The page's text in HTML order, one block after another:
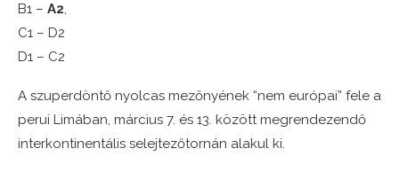
B1 – A2,
C1 – D2
D1 – C2
A szuperdöntő nyolcas mezőnyének “nem európai” fele a
perui Limában, március 7. és 13. között megrendezendő
interkontinentális selejtezőtornán alakul ki.